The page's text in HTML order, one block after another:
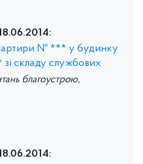
№ *** у будинку
складу службових
благоустрою,